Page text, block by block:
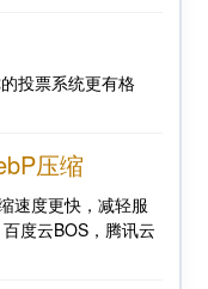
投票系统更有格
压缩
速度更快，减轻服
度云BOS，腾讯云